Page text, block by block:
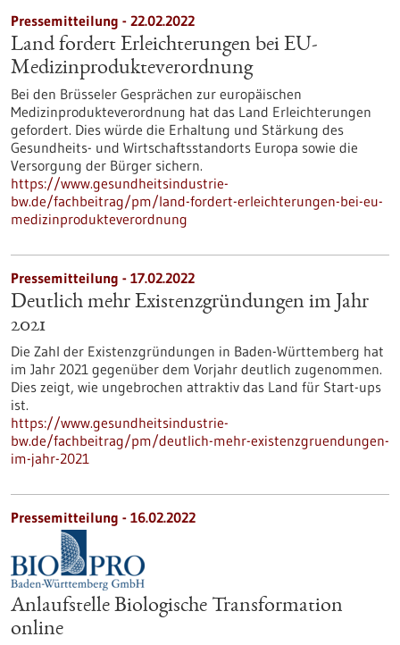
Pressemitteilung - 22.02.2022
Land fordert Erleichterungen bei EU-
Medizinprodukteverordnung
Bei den Brüsseler Gesprächen zur europäischen
Medizinprodukteverordnung hat das Land Erleichterungen
gefordert. Dies würde die Erhaltung und Stärkung des
Gesundheits- und Wirtschaftsstandorts Europa sowie die
Versorgung der Bürger sichern.
https://www.gesundheitsindustrie-
bw.de/fachbeitrag/pm/land-fordert-erleichterungen-bei-eu-
medizinprodukteverordnung
Pressemitteilung - 17.02.2022
Deutlich mehr Existenzgründungen im Jahr
2021
Die Zahl der Existenzgründungen in Baden-Württemberg hat
im Jahr 2021 gegenüber dem Vorjahr deutlich zugenommen.
Dies zeigt, wie ungebrochen attraktiv das Land für Start-ups
ist.
https://www.gesundheitsindustrie-
bw.de/fachbeitrag/pm/deutlich-mehr-existenzgruendungen-
im-jahr-2021
Pressemitteilung - 16.02.2022
Anlaufstelle Biologische Transformation
online